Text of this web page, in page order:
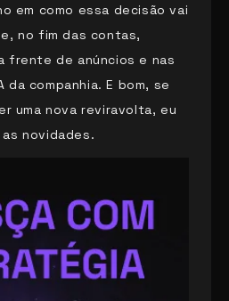
em como essa decisão vai
no fim das contas,
frente de anúncios e nas
companhia. E bom, se
uma nova reviravolta, eu
novidades.